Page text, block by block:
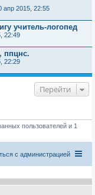
апр 2015, 22:55
учитель-логопед
22:49
ппцнс.
22:29
Перейти
пользователей и 1
с администрацией